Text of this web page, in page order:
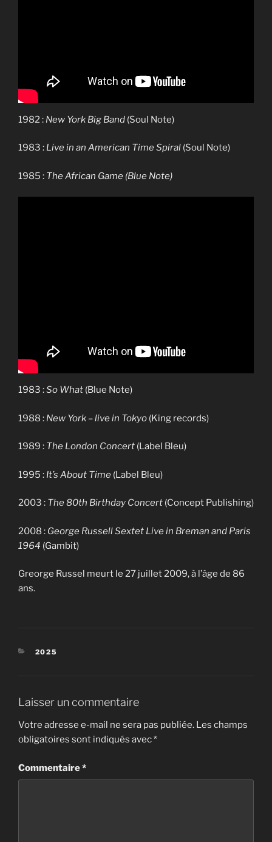
1982 : New York Big Band (Soul Note)
1983 : Live in an American Time Spiral (Soul Note)
1985 : The African Game (Blue Note)
1983 :So What (Blue Note)
1988 : New York – live in Tokyo (King records)
1989 : The London Concert (Label Bleu)
1995 : It’s About Time (Label Bleu)
2003 : The 80th Birthday Concert (Concept Publishing)
2008 : George Russell Sextet Live in Breman and Paris
1964 (Gambit)
Greorge Russel meurt le 27 juillet 2009, à l’âge de 86
ans.
CATÉGORIES
2025
Laisser un commentaire
Votre adresse e-mail ne sera pas publiée. Les champs
obligatoires sont indiqués avec*
Commentaire*